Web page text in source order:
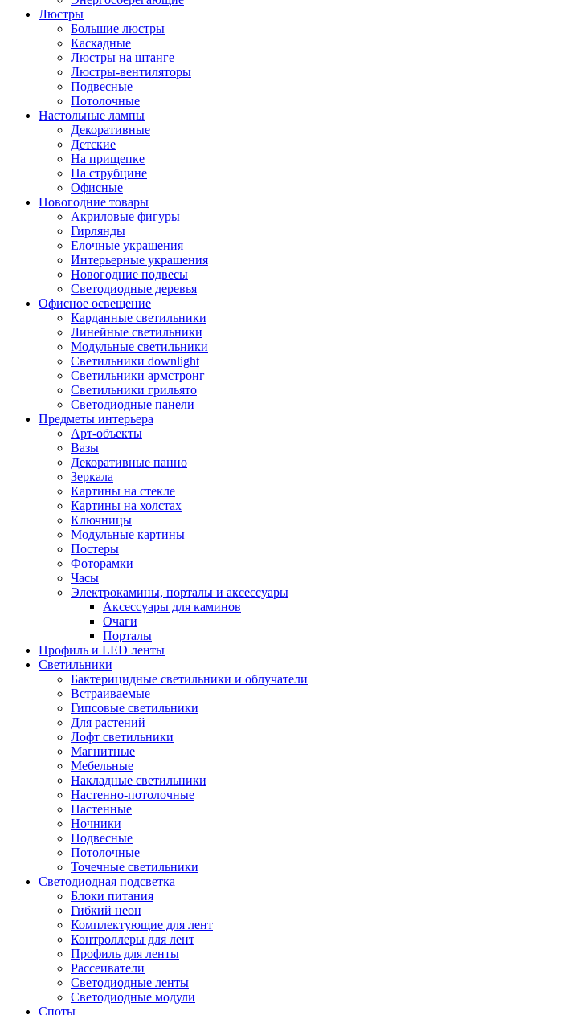
Люстры
Большие люстры
Каскадные
Люстры на штанге
Люстры-вентиляторы
Подвесные
Потолочные
Настольные лампы
Декоративные
Детские
На прищепке
На струбцине
Офисные
Новогодние товары
Акриловые фигуры
Гирлянды
Елочные украшения
Интерьерные украшения
Новогодние подвесы
Светодиодные деревья
Офисное освещение
Карданные светильники
Линейные светильники
Модульные светильники
Светильники downlight
Светильники армстронг
Светильники грильято
Светодиодные панели
Предметы интерьера
Арт-объекты
Вазы
Декоративные панно
Зеркала
Картины на стекле
Картины на холстах
Ключницы
Модульные картины
Постеры
Фоторамки
Часы
Электрокамины, порталы и аксессуары
Аксессуары для каминов
Очаги
Порталы
Профиль и LED ленты
Светильники
Бактерицидные светильники и облучатели
Встраиваемые
Гипсовые светильники
Для растений
Лофт светильники
Магнитные
Мебельные
Накладные светильники
Настенно-потолочные
Настенные
Ночники
Подвесные
Потолочные
Точечные светильники
Светодиодная подсветка
Блоки питания
Гибкий неон
Комплектующие для лент
Контроллеры для лент
Профиль для ленты
Рассеиватели
Светодиодные ленты
Светодиодные модули
Споты